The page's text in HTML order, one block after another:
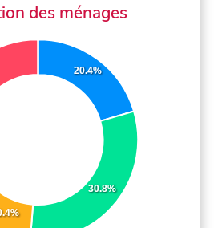
des ménages
20.4%
30.8%